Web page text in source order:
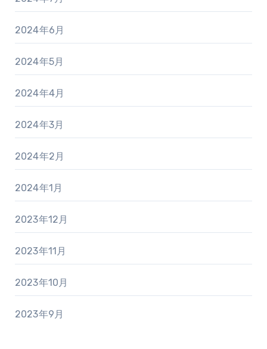
2024年6月
2024年5月
2024年4月
2024年3月
2024年2月
2024年1月
2023年12月
2023年11月
2023年10月
2023年9月